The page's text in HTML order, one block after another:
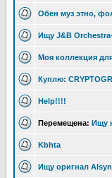
Обен муз этно,
Ищу J&B
Моя коллекция
Куплю:
Help!!!!
Перемещена: Ищу
Kbhta
Ищу оригнал